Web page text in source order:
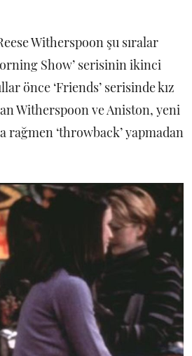
Witherspoon şu sıralar
Show’ serisinin ikinci
önce ‘Friends’ serisinde kız
Witherspoon ve Aniston, yeni
rağmen ‘throwback’ yapmadan